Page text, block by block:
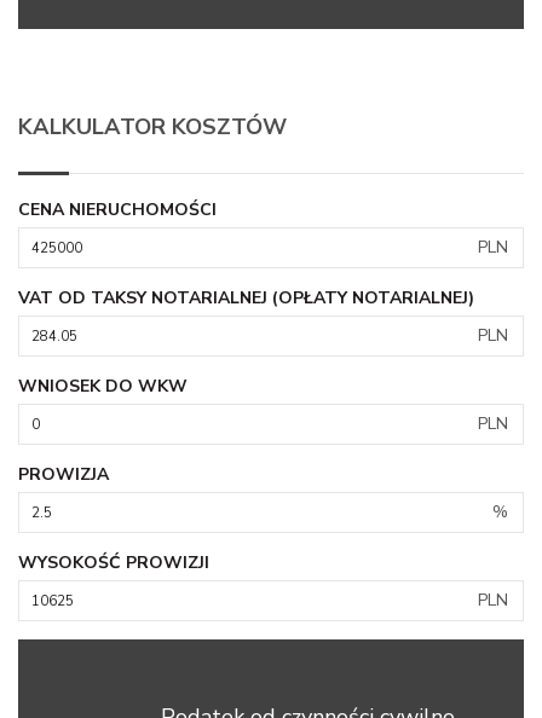
KALKULATOR KOSZTÓW
CENA NIERUCHOMOŚCI
PLN
VAT OD TAKSY NOTARIALNEJ (OPŁATY NOTARIALNEJ)
PLN
WNIOSEK DO WKW
PLN
PROWIZJA
%
WYSOKOŚĆ PROWIZJI
PLN